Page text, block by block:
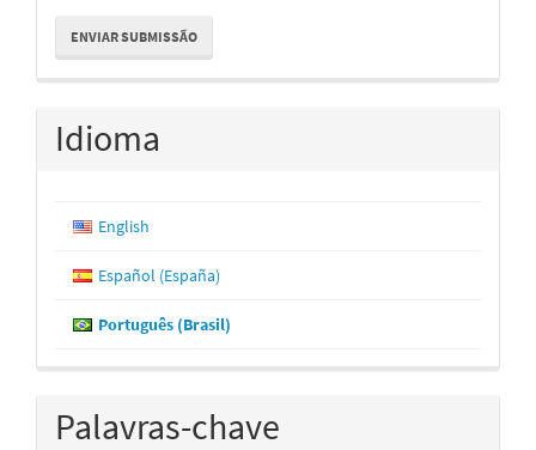
Enviar
Submissão
ENVIAR SUBMISSÃO
Idioma
English
Español (España)
Português (Brasil)
Palavras-chave